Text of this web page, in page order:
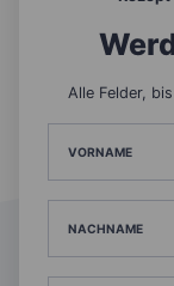
Alle Felder,
VORNAME
NACHNAME